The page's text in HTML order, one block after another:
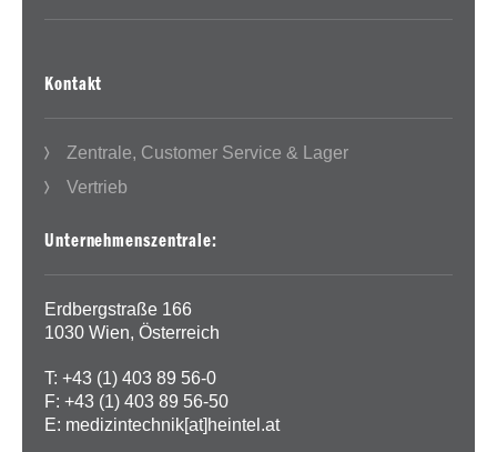
Kontakt
Zentrale, Customer Service & Lager
Vertrieb
Unternehmenszentrale:
Erdbergstraße 166
1030 Wien, Österreich
T: +43 (1) 403 89 56-0
F: +43 (1) 403 89 56-50
E: medizintechnik[at]heintel.at